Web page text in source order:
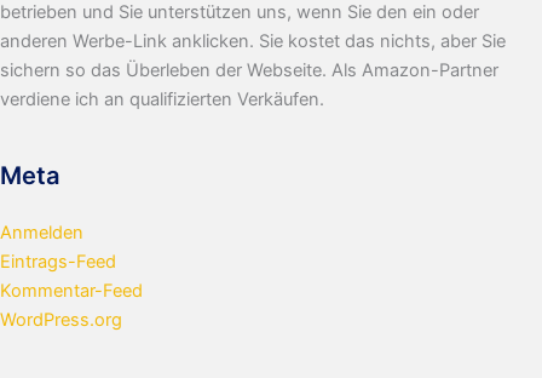
betrieben und Sie unterstützen uns, wenn Sie den ein oder
anderen Werbe-Link anklicken. Sie kostet das nichts, aber Sie
sichern so das Überleben der Webseite. Als Amazon-Partner
verdiene ich an qualifizierten Verkäufen.
Meta
Anmelden
Eintrags-Feed
Kommentar-Feed
WordPress.org